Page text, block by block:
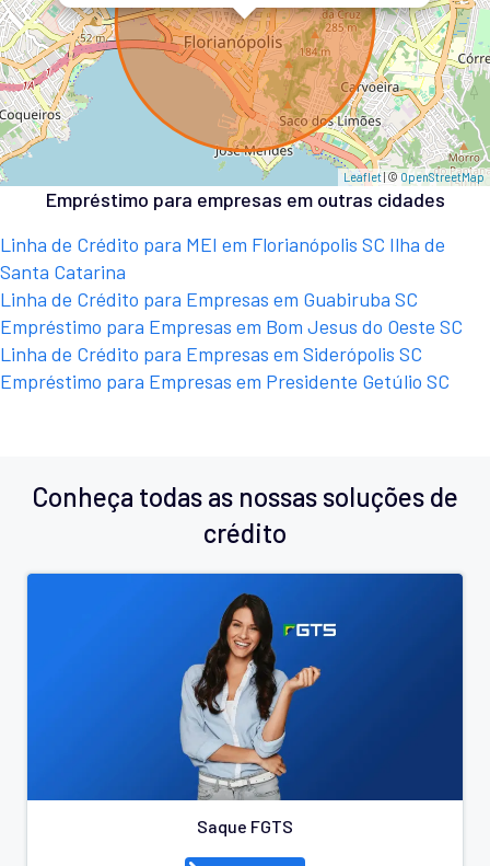
Leaflet| © OpenStreetMap
Empréstimo para empresas em outras cidades
Linha de Crédito para MEI em Florianópolis SC Ilha de
Santa Catarina
Linha de Crédito para Empresas em Guabiruba SC
Empréstimo para Empresas em Bom Jesus do Oeste SC
Linha de Crédito para Empresas em Siderópolis SC
Empréstimo para Empresas em Presidente Getúlio SC
Conheça todas as nossas soluções de
crédito
Saque FGTS